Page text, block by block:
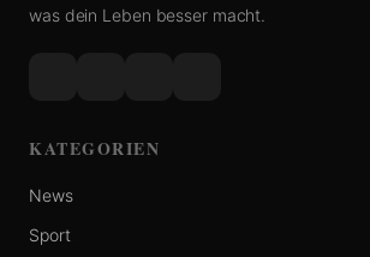
was dein Leben besser macht.
KATEGORIEN
News
Sport